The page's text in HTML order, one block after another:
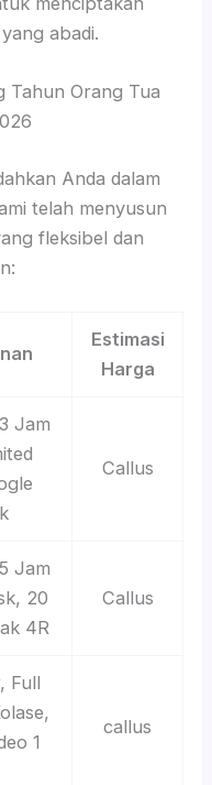
abadi.
Tahun Orang Tua
Anda dalam
telah menyusun
fleksibel dan
Estimasi
Harga
Jam
Callus
Jam
20
4R
Callus
Full
1
callus